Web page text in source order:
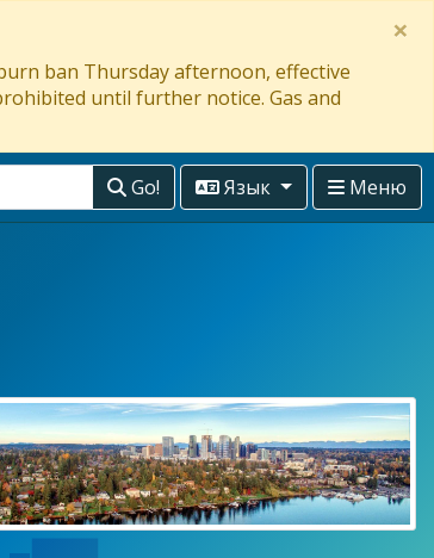
ban Thursday afternoon, effective
until further notice. Gas and
×
Go! Язык Меню